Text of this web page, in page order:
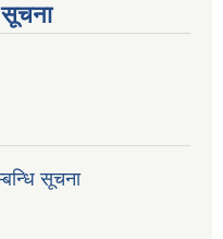
सूचना
सूचना